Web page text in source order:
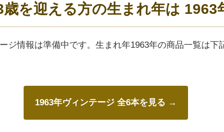
を迎える方の生まれ年は 1963
ジ情報は準備中です。生まれ年1963年の商品一覧は下
1963年ヴィンテージ 全6本を見る →